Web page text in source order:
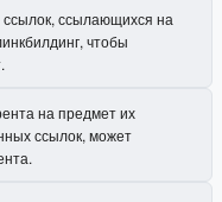
ссылок, ссылающихся на
чтобы
на предмет их
ссылок, может